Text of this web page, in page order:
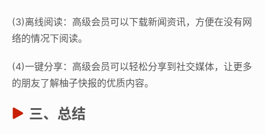
(3)离线阅读：高级会员可以下载新闻资讯，方便在没有网
络的情况下阅读。
(4)一键分享：高级会员可以轻松分享到社交媒体，让更多
的朋友了解柚子快报的优质内容。
三、总结